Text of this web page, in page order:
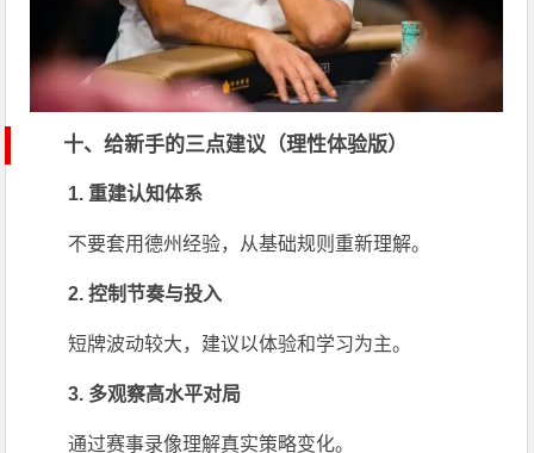
十、给新手的三点建议（理性体验版）
1. 重建认知体系
不要套用德州经验，从基础规则重新理解。
2. 控制节奏与投入
短牌波动较大，建议以体验和学习为主。
3. 多观察高水平对局
通过赛事录像理解真实策略变化。